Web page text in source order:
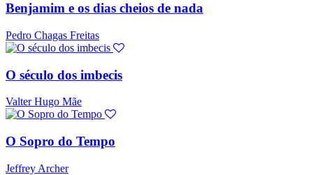
Benjamim e os dias cheios de nada
Pedro Chagas Freitas
O século dos imbecis
Valter Hugo Mãe
O Sopro do Tempo
Jeffrey Archer